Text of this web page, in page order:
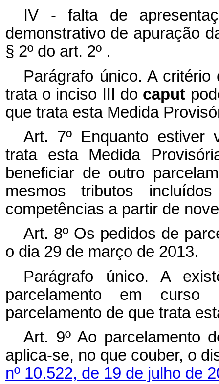
IV - falta de
demonstrativo de apuração
§ 2º do art. 2º .
Parágrafo único. A
trata o inciso III do caput
que trata esta Medida
Art. 7º Enquanto estiver
trata esta Medida
beneficiar de outro
mesmos tributos
competências a partir de
Art. 8º Os pedidos de
o dia 29 de março de 2013.
Parágrafo único. A
parcelamento em
parcelamento de que trata
Art. 9º Ao parcelamento
aplica-se, no que couber, o
nº 10.522, de 19 de julho de